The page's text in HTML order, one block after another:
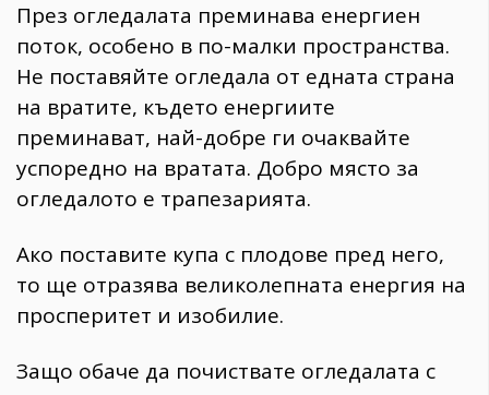
През огледалата преминава енергиен
поток, особено в по-малки пространства.
Не поставяйте огледала от едната страна
на вратите, където енергиите
преминават, най-добре ги очаквайте
успоредно на вратата. Добро място за
огледалото е трапезарията.
Ако поставите купа с плодове пред него,
то ще отразява великолепната енергия на
просперитет и изобилие.
Защо обаче да почиствате огледалата с